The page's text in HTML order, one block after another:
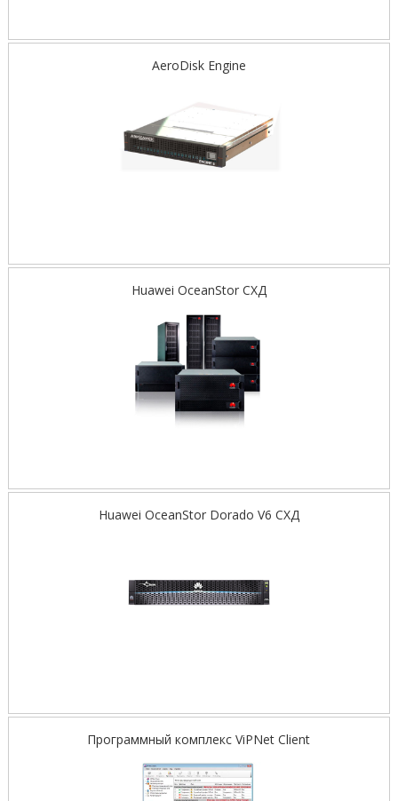
AeroDisk Engine
Huawei OceanStor СХД
Huawei OceanStor Dorado V6 СХД
Программный комплекс ViPNet Client